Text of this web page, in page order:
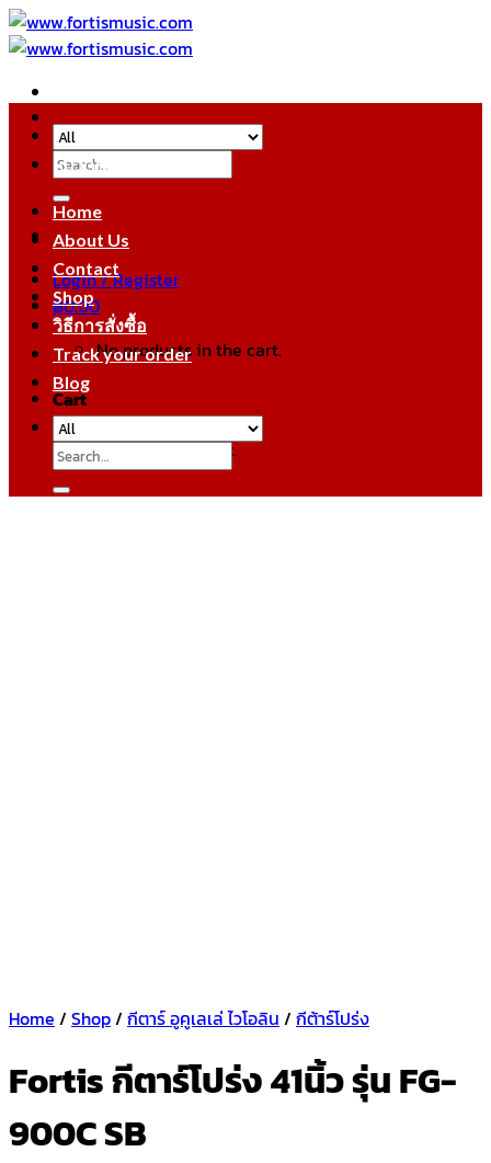
Skip
to
Search
for:
Login / Register
฿0.00
No products in the cart.
Cart
No products in the cart.
หมวดหมู่สินค้า
Home
About Us
Contact
Shop
วิธีการสั่งซื้อ
Track your order
Blog
Search
for:
Home / Shop/ กีตาร์ อูคูเลเล่ ไวโอลิน / กีต้าร์โปร่ง
Fortis กีตาร์โปร่ง 41นิ้ว รุ่น FG-
900C SB